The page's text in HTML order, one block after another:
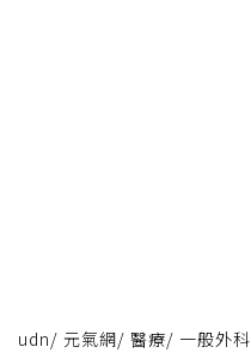
udn/ 元氣網/ 醫療/ 一般外科